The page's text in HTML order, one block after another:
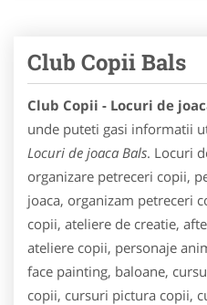
Club Copii Bals
Club Copii - Locuri de
unde puteti gasi informatii
Locuri de joaca Bals. Locuri
organizare petreceri copii,
joaca, organizam petreceri
copii, ateliere de creatie,
ateliere copii, personaje
face painting, baloane,
copii, cursuri pictura copii,